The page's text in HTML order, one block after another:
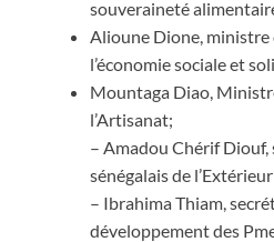
souveraineté
Alioune Dione, ministre
l’économie sociale et
Mountaga Diao,
l’Artisanat;
– Amadou Chérif Diouf,
sénégalais de
– Ibrahima Thiam,
développement des